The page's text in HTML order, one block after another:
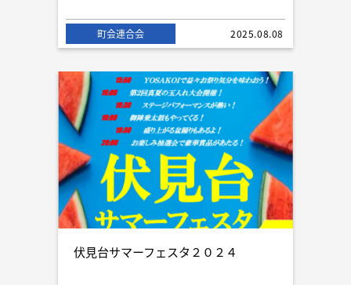
町会連合会 2025.08.08
伏見台サマーフェスタ２０２４